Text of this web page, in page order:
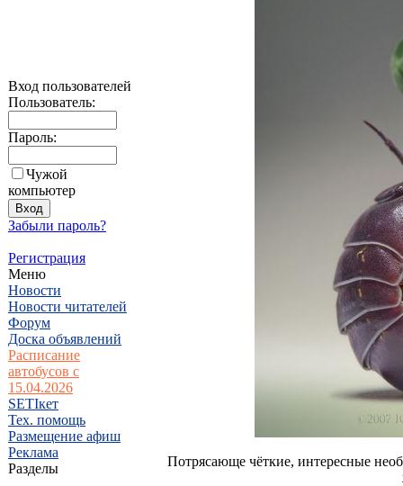
Вход пользователей
Пользователь:
Пароль:
Чужой
компьютер
Забыли пароль?
Регистрация
Меню
Новости
Новости читателей
Форум
Доска объявлений
Расписание
автобусов с
15.04.2026
SETIкет
Тех. помощь
Размещение афиш
Реклама
Разделы
Потрясающе чёткие, интересные